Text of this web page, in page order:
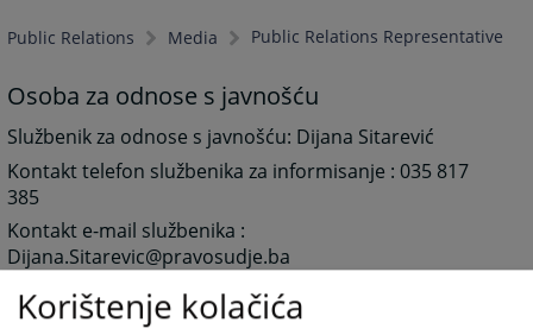
Public Relations Media Public Relations Representative
Osoba za odnose s javnošću
Službenik za odnose s javnošću: Dijana Sitarević
Kontakt telefon službenika za informisanje : 035 817
385
Kontakt e-mail službenika :
Dijana.Sitarevic@pravosudje.ba
2963VIEWS
Korištenje kolačića